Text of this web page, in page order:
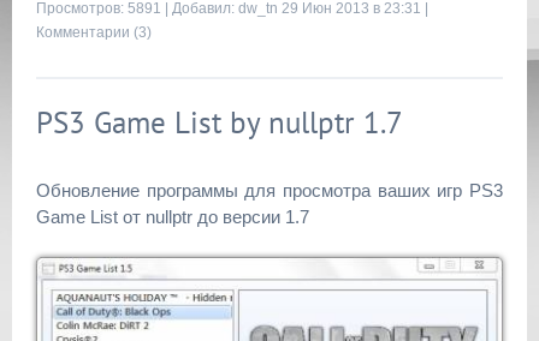
Просмотров: 5891 | Добавил: dw_tn 29 Июн 2013 в 23:31 |
Комментарии (3)
PS3 Game List by nullptr 1.7
Обновление программы для просмотра ваших игр PS3
Game List от nullptr до версии 1.7